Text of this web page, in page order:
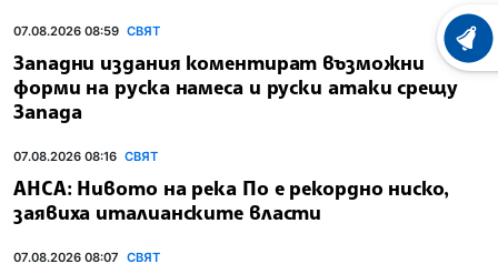
07.08.2026 08:59 СВЯТ
Западни издания коментират възможни
форми на руска намеса и руски атаки срещу
Запада
07.08.2026 08:16 СВЯТ
АНСА: Нивото на река По е рекордно ниско,
заявиха италианските власти
07.08.2026 08:07 СВЯТ